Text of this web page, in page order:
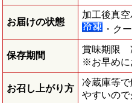
お届けの状態
加工後真空
・ク
保存期間
賞味期限
※お早めに
お召し上がり方
冷蔵庫等
やすいので